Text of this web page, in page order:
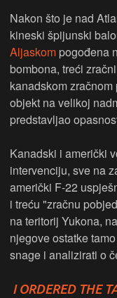
Nakon što je nad
kineski špijunski
Aljaskom pogođena
bombona, treći
kanadskom
objekt na velikoj
predstavljao
Kanadski i američki
intervenciju, sve na
američki F-22
i treću "zračnu
na teritorij Yukona,
njegove ostatke
snage i analizirati o
I ORDERED THE